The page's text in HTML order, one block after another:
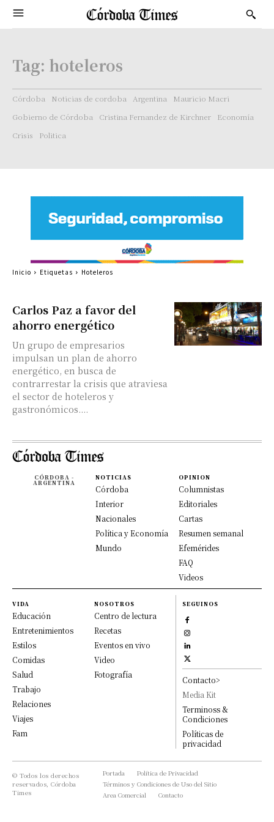
Tag: hoteleros
Córdoba Noticias de cordoba Argentina
Mauricio Macri
Gobierno de Córdoba
Cristina Fernandez de Kirchner
Economía
Crisis
Politica
Carlos Paz a favor del
ahorro energético
Un grupo de empresarios
impulsan un plan de ahorro
energético, en busca de
contrarrestar la crisis que atraviesa
el sector de hoteleros y
gastronómicos....
Inicio Etiquetas Hoteleros
CÓRDOBA -
ARGENTINA
NOTICIAS
Córdoba
Interior
Nacionales
Política y Economía
Mundo
OPINION
Columnistas
Editoriales
Cartas
Resumen semanal
Efemérides
FAQ
Videos
VIDA
Educación
Entretenimientos
Estilos
Comidas
Salud
Trabajo
Relaciones
Viajes
Fam
NOSOTROS
Centro de lectura
Recetas
Eventos en vivo
Video
Fotografía
SEGUINOS
Contacto>
Media Kit
Terminoss &
Condiciones
Políticas de
privacidad
© Todos los derechos
reservados, Córdoba
Times
Portada
Política de Privacidad
Términos y Condiciones de Uso del Sitio
Area Comercial
Contacto